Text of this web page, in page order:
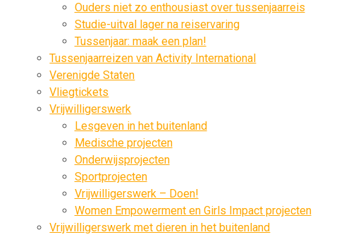
Ouders niet zo enthousiast over tussenjaarreis
Studie-uitval lager na reiservaring
Tussenjaar: maak een plan!
Tussenjaarreizen van Activity International
Verenigde Staten
Vliegtickets
Vrijwilligerswerk
Lesgeven in het buitenland
Medische projecten
Onderwijsprojecten
Sportprojecten
Vrijwilligerswerk – Doen!
Women Empowerment en Girls Impact projecten
Vrijwilligerswerk met dieren in het buitenland